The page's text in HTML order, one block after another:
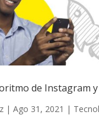
de Instagram
| Ago 31, 2021 |